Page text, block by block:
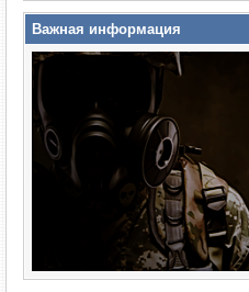
Важная информация